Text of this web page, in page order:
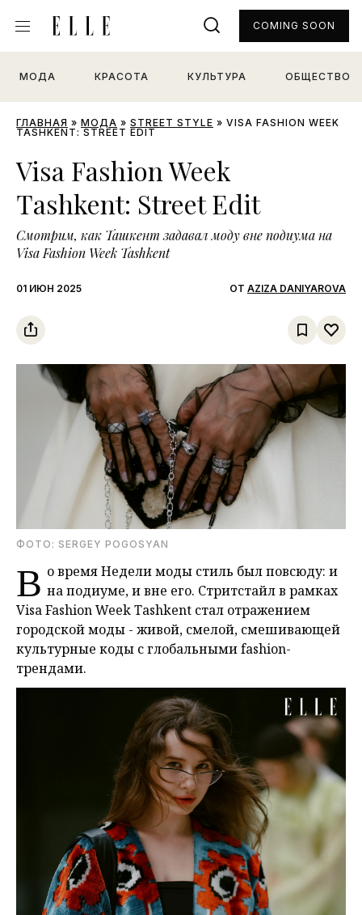
МОДА КРАСОТА КУЛЬТУРА ОБЩЕСТВО
COMING SOON
ГЛАВНАЯ » МОДА » STREET STYLE » VISA FASHION WEEK
TASHKENT: STREET EDIT
Visa Fashion Week
Tashkent: Street Edit
Смотрим, как Ташкент задавал моду вне подиума на
Visa Fashion Week Tashkent
01 ИЮН 2025 ОТ AZIZA DANIYAROVA
ФОТО: SERGEY POGOSYAN
В о время Недели моды стиль был повсюду: и
на подиуме, и вне его. Стритстайл в рамках
Visa Fashion Week Tashkent стал отражением
городской моды - живой, смелой, смешивающей
культурные коды с глобальными fashion-
трендами.